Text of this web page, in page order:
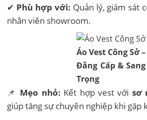
✔ Phù hợp với: Quản lý, giám sát
nhân viên showroom.
Áo Vest Công Sở –
Đẳng Cấp & Sang
Trọng
📌 Mẹo nhỏ: Kết hợp vest với sơ
giúp tăng sự chuyên nghiệp khi gặp